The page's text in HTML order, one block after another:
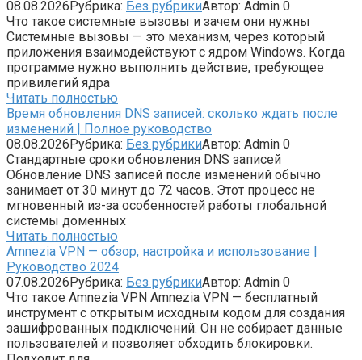
08.08.2026Рубрика: Без рубрикиАвтор: Admin 0
Что такое системные вызовы и зачем они нужны
Системные вызовы — это механизм, через который
приложения взаимодействуют с ядром Windows. Когда
программе нужно выполнить действие, требующее
привилегий ядра
Читать полностью
Время обновления DNS записей: сколько ждать после
изменений | Полное руководство
08.08.2026Рубрика: Без рубрикиАвтор: Admin 0
Стандартные сроки обновления DNS записей
Обновление DNS записей после изменений обычно
занимает от 30 минут до 72 часов. Этот процесс не
мгновенный из-за особенностей работы глобальной
системы доменных
Читать полностью
Amnezia VPN — обзор, настройка и использование |
Руководство 2024
07.08.2026Рубрика: Без рубрикиАвтор: Admin 0
Что такое Amnezia VPN Amnezia VPN — бесплатный
инструмент с открытым исходным кодом для создания
зашифрованных подключений. Он не собирает данные
пользователей и позволяет обходить блокировки.